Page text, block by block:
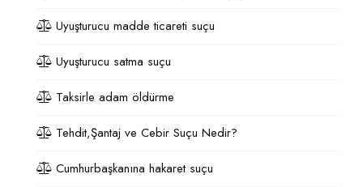
Uyuşturucu madde ticareti suçu
Uyuşturucu satma suçu
Taksirle adam öldürme
Tehdit,Şantaj ve Cebir Suçu Nedir?
Cumhurbaşkanına hakaret suçu